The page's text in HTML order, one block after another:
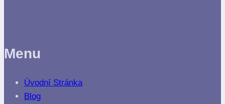
Menu
Úvodní Stránka
Blog